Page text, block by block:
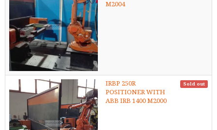
M2004
IRBP 250R
POSITIONER WITH
ABB IRB 1400 M2000
Sold out